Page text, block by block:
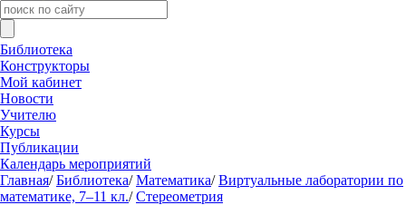
Библиотека
Конструкторы
Мой кабинет
Новости
Учителю
Курсы
Публикации
Календарь мероприятий
Главная/ Библиотека/ Математика/ Виртуальные лаборатории по
математике, 7–11 кл./ Стереометрия